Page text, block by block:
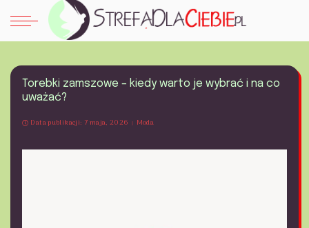
Torebki zamszowe – kiedy warto je wybrać i na co
uważać?
Data publikacji: 7 maja, 2026 Moda